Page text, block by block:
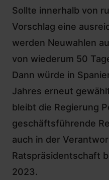
Sollte innerhalb von
Vorschlag eine
werden Neuwahlen
von wiederum 50
Dann würde in
Jahres erneut
bleibt die Regierung
geschäftsführende
auch in der
Ratspräsidentschaft
2023.